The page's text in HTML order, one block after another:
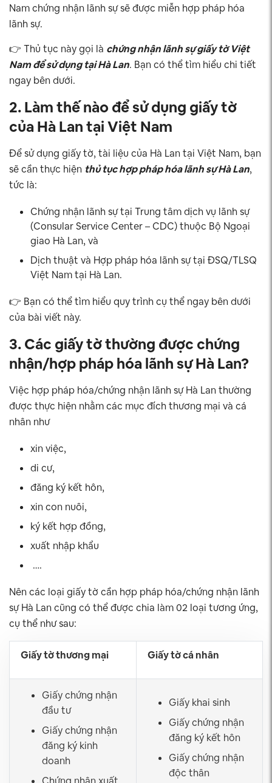
Nam chứng nhận lãnh sự sẽ được miễn hợp pháp hóa
lãnh sự.
👉 Thủ tục này gọi là chứng nhận lãnh sự giấy tờ Việt
Nam để sử dụng tại Hà Lan. Bạn có thể tìm hiểu chi tiết
ngay bên dưới.
2. Làm thế nào để sử dụng giấy tờ
của Hà Lan tại Việt Nam
Để sử dụng giấy tờ, tài liệu của Hà Lan tại Việt Nam, bạn
sẽ cần thực hiện thủ tục hợp pháp hóa lãnh sự Hà Lan,
tức là:
Chứng nhận lãnh sự tại Trung tâm dịch vụ lãnh sự
(Consular Service Center – CDC) thuộc Bộ Ngoại
giao Hà Lan, và
Dịch thuật và Hợp pháp hóa lãnh sự tại ĐSQ/TLSQ
Việt Nam tại Hà Lan.
👉 Bạn có thể tìm hiểu quy trình cụ thể ngay bên dưới
của bài viết này.
3. Các giấy tờ thường được chứng
nhận/hợp pháp hóa lãnh sự Hà Lan?
Việc hợp pháp hóa/chứng nhận lãnh sự Hà Lan thường
được thực hiện nhằm các mục đích thương mại và cá
nhân như
xin việc,
di cư,
đăng ký kết hôn,
xin con nuôi,
ký kết hợp đồng,
xuất nhập khẩu
….
Nên các loại giấy tờ cần hợp pháp hóa/chứng nhận lãnh
sự Hà Lan cũng có thể được chia làm 02 loại tương ứng,
cụ thể như sau:
Giấy tờ thương mại Giấy tờ cá nhân
Giấy chứng nhận
đầu tư
Giấy chứng nhận
đăng ký kinh
doanh
Giấy khai sinh
Giấy chứng nhận
đăng ký kết hôn
Giấy chứng nhận
độc thân